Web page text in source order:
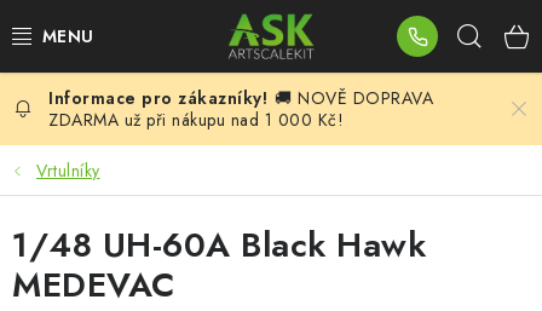
na
BLOG
SUMMER DAYS
WARHAMMER
ASK PRODUKTY
🚚 NOVĚ DOPRAVA
ZDARMA už při nákupu nad 1 000 Kč!
Vrtulníky
1/48 UH-60A Black Hawk
MEDEVAC